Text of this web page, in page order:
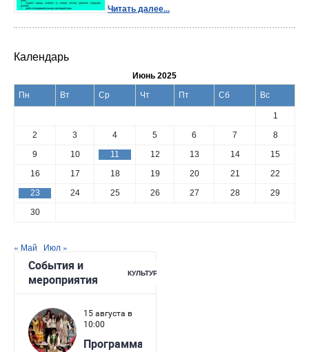
Читать далее...
Календарь
Июнь 2025
Пн
Вт Ср Чт Пт Сб Вс
1
2
3 4 5 6 7
8
9
10 11 12 13 14
15
16
17 18 19 20 21
22
23
24 25 26 27 28
29
30
« Май Июл »